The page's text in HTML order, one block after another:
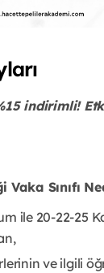
indirimli!
Sınıfı
ile 20-22-25
ve ilgili